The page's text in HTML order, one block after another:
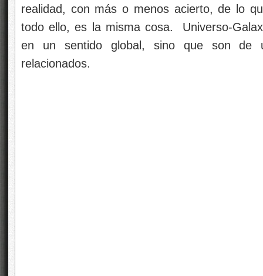
realidad, con más o menos acierto, de lo
todo ello, es la misma cosa. Universo-
en un sentido global, sino que son de
relacionados.